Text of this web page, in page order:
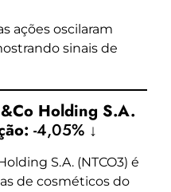
ações oscilaram
sinais de
Holding S.A.
-4,05% ↓
S.A. (NTCO3) é
de cosméticos do